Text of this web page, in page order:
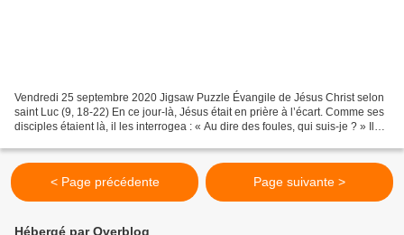
Vendredi 25 septembre 2020 Jigsaw Puzzle Évangile de Jésus Christ selon
saint Luc (9, 18-22) En ce jour-là, Jésus était en prière à l’écart. Comme ses
disciples étaient là, il les interrogea : « Au dire des foules, qui suis-je ? » Ils
< Page précédente Page suivante >
Hébergé par Overblog